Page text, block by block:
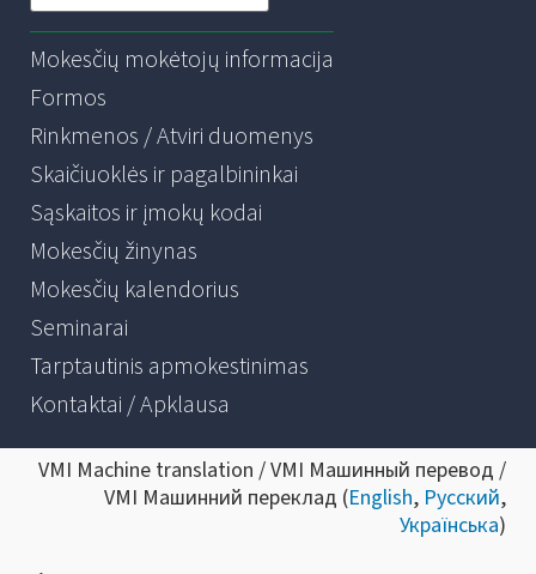
Mokesčių mokėtojų informacija
Formos
Rinkmenos / Atviri duomenys
Skaičiuoklės ir pagalbininkai
Sąskaitos ir įmokų kodai
Mokesčių žinynas
Mokesčių kalendorius
Seminarai
Tarptautinis apmokestinimas
Kontaktai / Apklausa
VMI Machine translation / VMI Машинный перевод /
VMI Машинний переклад (English, Русский,
Українська)